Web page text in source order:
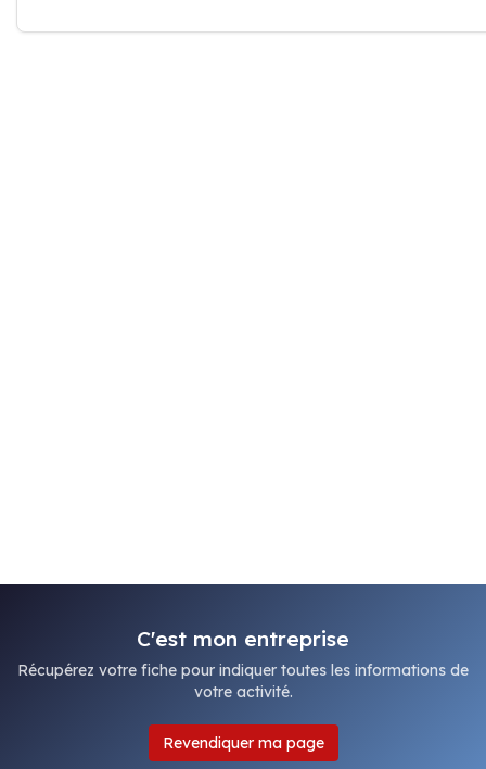
C'est mon entreprise
Récupérez votre fiche pour indiquer toutes les informations de
votre activité.
Revendiquer ma page